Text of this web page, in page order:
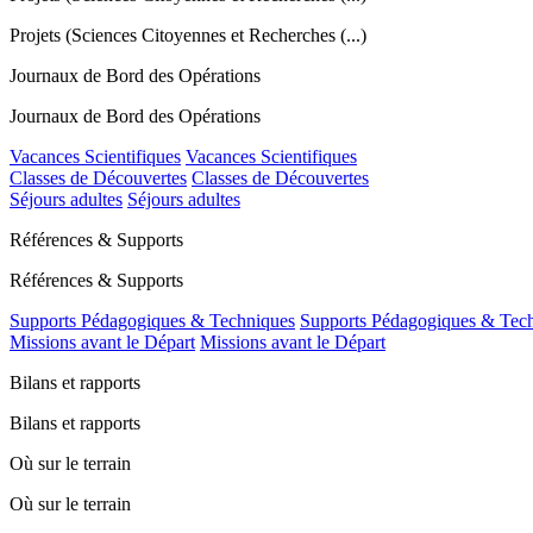
Projets (Sciences Citoyennes et Recherches (...)
Journaux de Bord des Opérations
Journaux de Bord des Opérations
Vacances Scientifiques Vacances Scientifiques
Classes de Découvertes Classes de Découvertes
Séjours adultes Séjours adultes
Références & Supports
Références & Supports
Supports Pédagogiques & Techniques Supports Pédagogiques &
Missions avant le Départ Missions avant le Départ
Bilans et rapports
Bilans et rapports
Où sur le terrain
Où sur le terrain